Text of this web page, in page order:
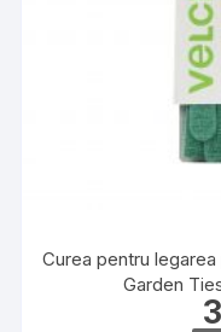
Curea pentru
Garden